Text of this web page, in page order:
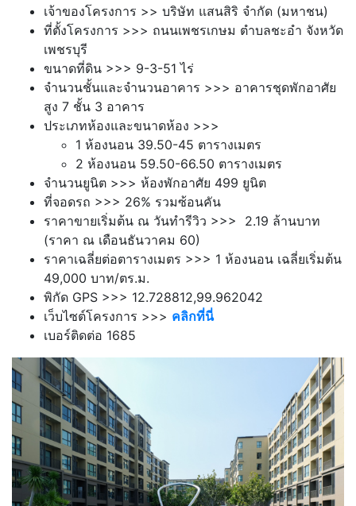
เจ้าของโครงการ >> บริษัท แสนสิริ จำกัด (มหาชน)
ที่ตั้งโครงการ >>> ถนนเพชรเกษม ตำบลชะอำ จังหวัด
เพชรบุรี
ขนาดที่ดิน >>> 9-3-51 ไร่
จำนวนชั้นและจำนวนอาคาร >>> อาคารชุดพักอาศัย
สูง 7 ชั้น 3 อาคาร
ประเภทห้องและขนาดห้อง >>>
1 ห้องนอน 39.50-45 ตารางเมตร
2 ห้องนอน 59.50-66.50 ตารางเมตร
จำนวนยูนิต >>> ห้องพักอาศัย 499 ยูนิต
ที่จอดรถ >>> 26% รวมซ้อนคัน
ราคาขายเริ่มต้น ณ วันทำรีวิว >>> 2.19 ล้านบาท
(ราคา ณ เดือนธันวาคม 60)
ราคาเฉลี่ยต่อตารางเมตร >>> 1 ห้องนอน เฉลี่ยเริ่มต้น
49,000 บาท/ตร.ม.
พิกัด GPS >>> 12.728812,99.962042
เว็บไซต์โครงการ >>> คลิกที่นี่
เบอร์ติดต่อ 1685